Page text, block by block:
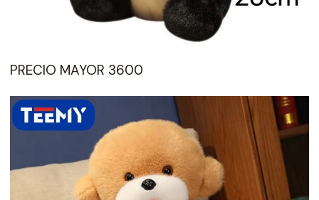
PRECIO MAYOR 3600